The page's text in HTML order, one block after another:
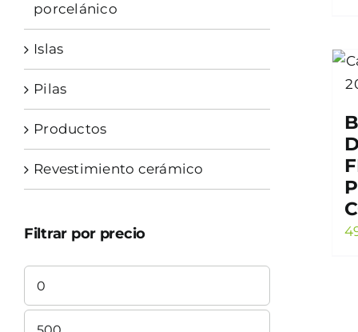
porcelánico
Islas
Pilas
Productos
Revestimiento cerámico
Filtrar por precio
Min
price
Max